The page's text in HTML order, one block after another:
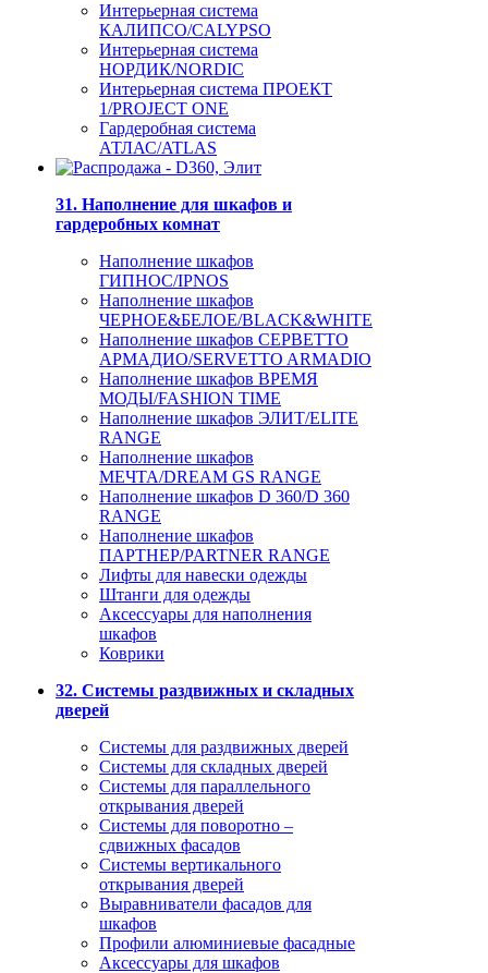
Интерьерная система
КАЛИПСО/CALYPSO
Интерьерная система
НОРДИК/NORDIC
Интерьерная система ПРОЕКТ
1/PROJECT ONE
Гардеробная система
АТЛАС/ATLAS
31. Наполнение для шкафов и
гардеробных комнат
Наполнение шкафов
ГИПНОС/IPNOS
Наполнение шкафов
ЧЕРНОЕ&БЕЛОЕ/BLACK&WHITE
Наполнение шкафов СЕРВЕТТО
АРМАДИО/SERVETTO ARMADIO
Наполнение шкафов ВРЕМЯ
МОДЫ/FASHION TIME
Наполнение шкафов ЭЛИТ/ELITE
RANGE
Наполнение шкафов
МЕЧТА/DREAM GS RANGE
Наполнение шкафов D 360/D 360
RANGE
Наполнение шкафов
ПАРТНЕР/PARTNER RANGE
Лифты для навески одежды
Штанги для одежды
Аксессуары для наполнения
шкафов
Коврики
32. Системы раздвижных и складных
дверей
Системы для раздвижных дверей
Системы для складных дверей
Системы для параллельного
открывания дверей
Системы для поворотно –
сдвижных фасадов
Системы вертикального
открывания дверей
Выравниватели фасадов для
шкафов
Профили алюминиевые фасадные
Аксессуары для шкафов